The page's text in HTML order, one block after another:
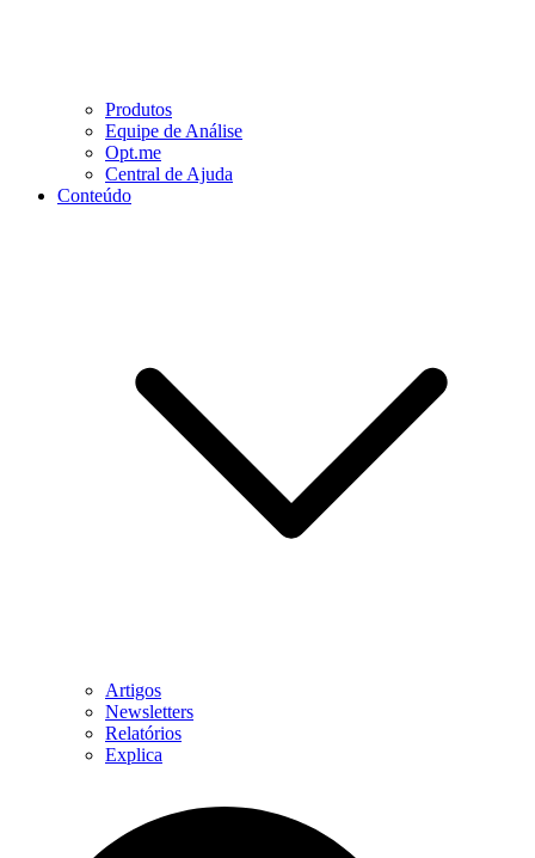
Produtos
Equipe de Análise
Opt.me
Central de Ajuda
Conteúdo
Artigos
Newsletters
Relatórios
Explica